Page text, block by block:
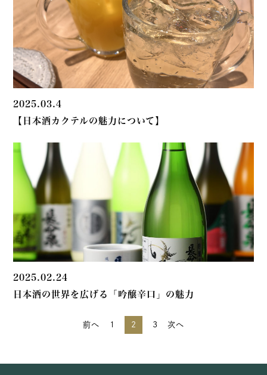
2025.03.4
【日本酒カクテルの魅力について】
2025.02.24
日本酒の世界を広げる「吟醸辛口」の魅力
前へ 1 2 3 次へ